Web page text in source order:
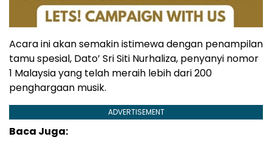
Acara ini akan semakin istimewa dengan penampilan
tamu spesial, Dato’ Sri Siti Nurhaliza, penyanyi nomor
1 Malaysia yang telah meraih lebih dari 200
penghargaan musik.
ADVERTISEMENT
Baca Juga: